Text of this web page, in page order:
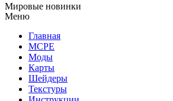
Мировые новинки
Меню
Главная
MCPE
Моды
Карты
Шейдеры
Текстуры